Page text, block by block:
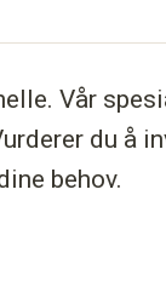
Vår
du å
behov.